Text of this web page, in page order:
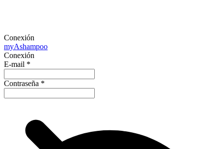
Conexión
myAshampoo
Conexión
E-mail *
Contraseña *